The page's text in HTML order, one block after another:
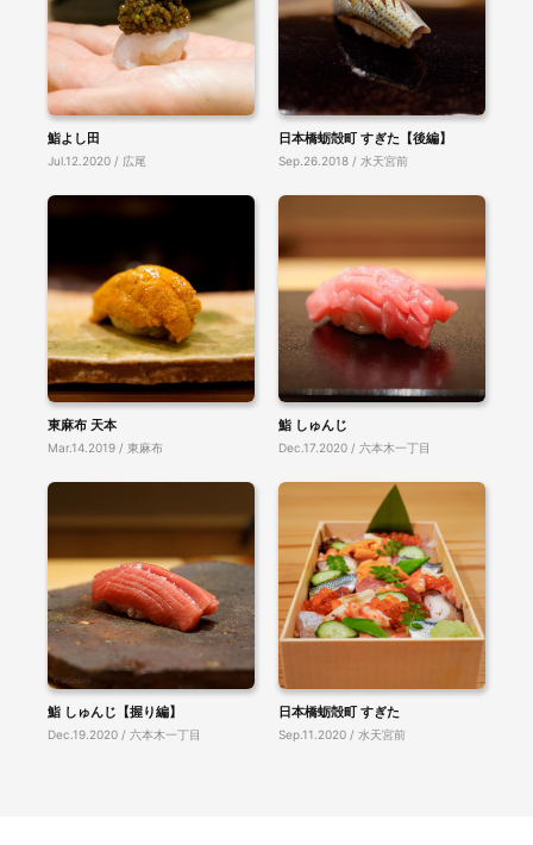
鮨よし田
Jul.12.2020 / 広尾
日本橋蛎殻町 すぎた【後編】
Sep.26.2018 / 水天宮前
東麻布 天本
Mar.14.2019 / 東麻布
鮨 しゅんじ
Dec.17.2020 / 六本木一丁目
鮨 しゅんじ【握り編】
Dec.19.2020 / 六本木一丁目
日本橋蛎殻町 すぎた
Sep.11.2020 / 水天宮前